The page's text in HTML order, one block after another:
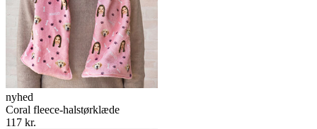
nyhed
Coral fleece-halstørklæde
117 kr.